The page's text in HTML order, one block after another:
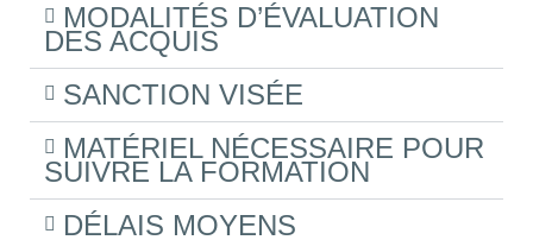
MODALITÉS D’ÉVALUATION
DES ACQUIS
SANCTION VISÉE
MATÉRIEL NÉCESSAIRE POUR
SUIVRE LA FORMATION
DÉLAIS MOYENS